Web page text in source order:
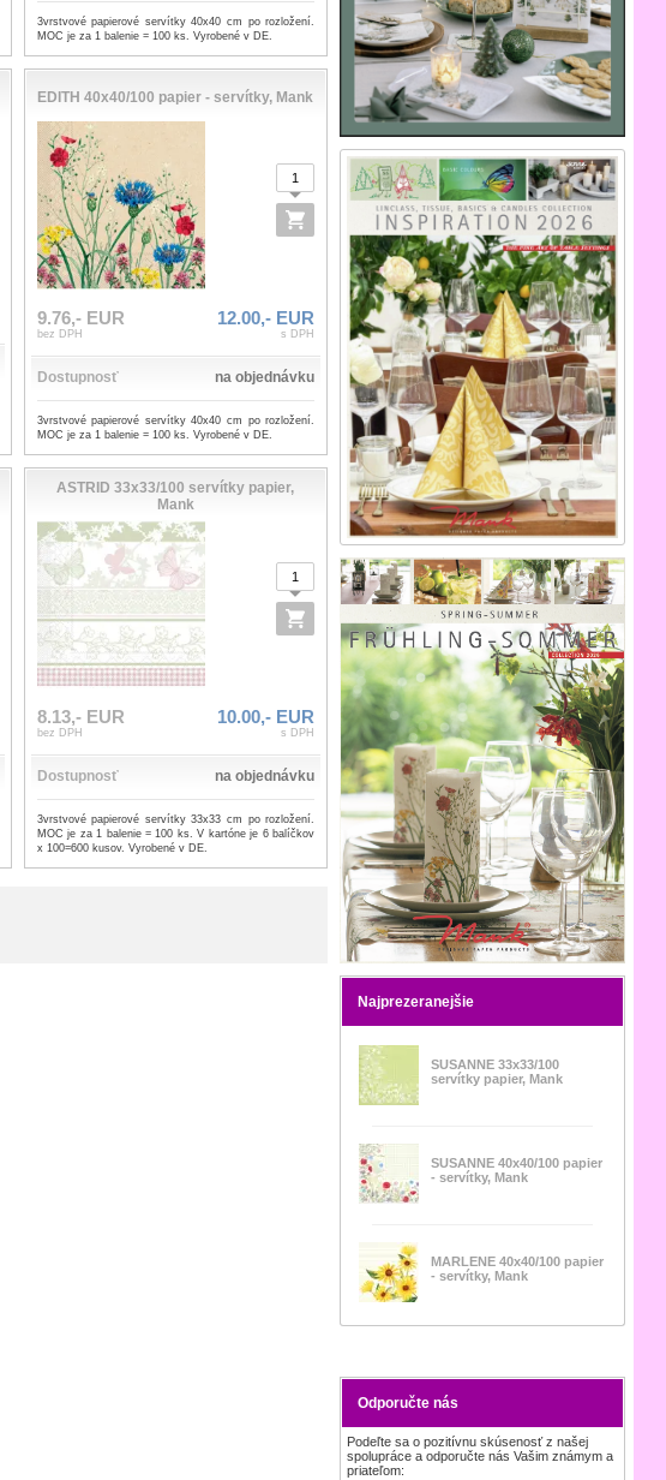
Najprezeranejšie
SUSANNE 33x33/100
servítky papier, Mank
SUSANNE 40x40/100 papier
- servítky, Mank
MARLENE 40x40/100 papier
- servítky, Mank
Odporučte nás
Podeľte sa o pozitívnu skúsenosť z našej
spolupráce a odporučte nás Vašim známym a
priateľom:
3vrstvové papierové servítky 40x40 cm po rozložení.
MOC je za 1 balenie = 100 ks. Vyrobené v DE.
EDITH 40x40/100 papier - servítky, Mank
9.76,- EUR
bez DPH
12.00,- EUR
s DPH
Dostupnosť na objednávku
3vrstvové papierové servítky 40x40 cm po rozložení.
MOC je za 1 balenie = 100 ks. Vyrobené v DE.
ASTRID 33x33/100 servítky papier,
Mank
8.13,- EUR
bez DPH
10.00,- EUR
s DPH
Dostupnosť na objednávku
3vrstvové papierové servítky 33x33 cm po rozložení.
MOC je za 1 balenie = 100 ks. V kartóne je 6 balíčkov
x 100=600 kusov. Vyrobené v DE.